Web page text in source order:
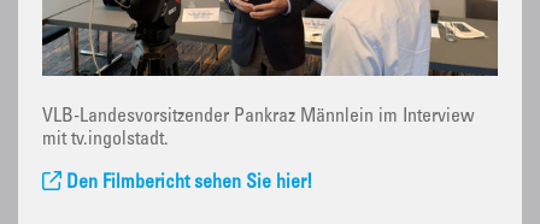
VLB-Landesvorsitzender Pankraz Männlein im Interview
mit tv.ingolstadt.
Den Filmbericht sehen Sie hier!